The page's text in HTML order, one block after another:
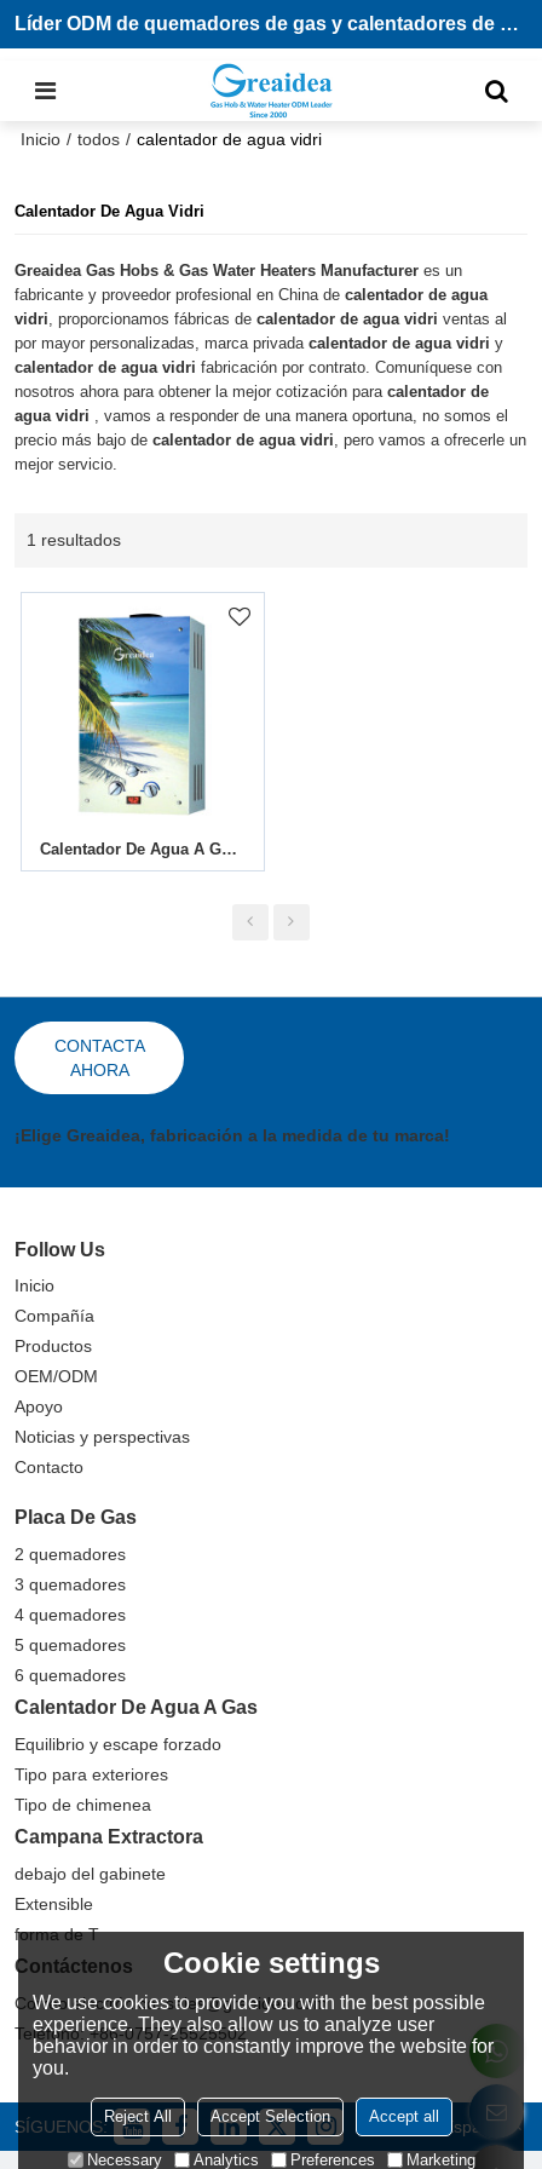
Líder ODM de quemadores de gas y calentadores de agua
Inicio / todos / calentador de agua vidri
Calentador De Agua Vidri
Greaidea Gas Hobs & Gas Water Heaters Manufacturer es un
fabricante y proveedor profesional en China decalentador de agua
vidri , proporcionamos fábricas decalentador de agua vidri ventas al
por mayor personalizadas, marca privadacalentador de agua vidri y
calentador de agua vidri fabricación por contrato. Comuníquese con
nosotros ahora para obtener la mejor cotización paracalentador de
agua vidri , vamos a responder de una manera oportuna, no somos el
precio más bajo decalentador de agua vidri , pero vamos a ofrecerle un
mejor servicio.
1 resultados
Calentador De Agua A Gas Con Conducto De Humos JSD-G1
CONTACTA
AHORA
¡Elige Greaidea, fabricación a la medida de tu marca!
Follow Us
Inicio
Compañía
Productos
OEM/ODM
Apoyo
Noticias y perspectivas
Contacto
Placa De Gas
2 quemadores
3 quemadores
4 quemadores
5 quemadores
6 quemadores
Calentador De Agua A Gas
Equilibrio y escape forzado
Tipo para exteriores
Tipo de chimenea
Campana Extractora
debajo del gabinete
Extensible
forma de T
Contáctenos
Correo electrónico: sales@greaidea.com
Teléfono: +86-0757-25525502
SÍGUENOS: Español
Cookie settings
We use cookies to provide you with the best possible
experience. They also allow us to analyze user
behavior in order to constantly improve the website for
you.
Reject All Accept Selection Accept all
Necessary Analytics Preferences Marketing